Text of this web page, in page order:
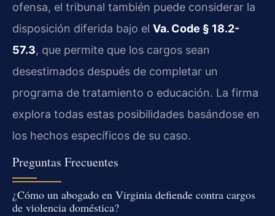
ofensa, el tribunal también puede considerar la
disposición diferida bajo el Va. Code § 18.2-
57.3, que permite que los cargos sean
desestimados después de completar un
programa de tratamiento o educación. La firma
explora todas estas posibilidades basándose en
los hechos específicos de su caso.
Preguntas Frecuentes
¿Cómo un abogado en Virginia defiende contra cargos
de violencia doméstica?